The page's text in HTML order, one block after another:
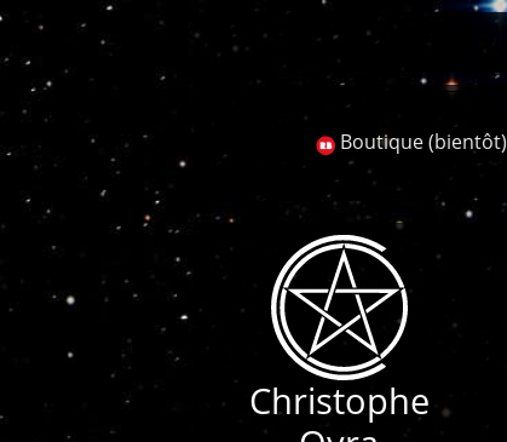
Recherche
Boutique (bientôt)
Christophe